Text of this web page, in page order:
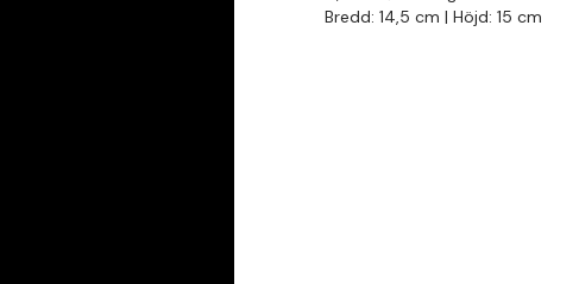
Bredd: 14,5 cm | Höjd: 15 cm